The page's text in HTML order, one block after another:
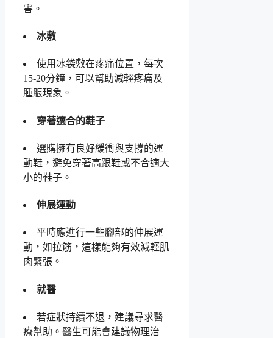
害。
冰敷
使用冰袋敷在疼痛位置，每次
15-20分鐘，可以幫助減輕疼痛及
腫脹現象。
穿著適合的鞋子
選購擁有良好緩衝與支撐的運
動鞋，避免穿著高跟鞋或不合適大
小的鞋子。
伸展運動
平時應進行一些腳部的伸展運
動，如拉筋，這樣能夠有效減輕肌
肉緊張。
就醫
若症狀持續不退，建議尋求醫
療幫助。醫生可能會建議物理治